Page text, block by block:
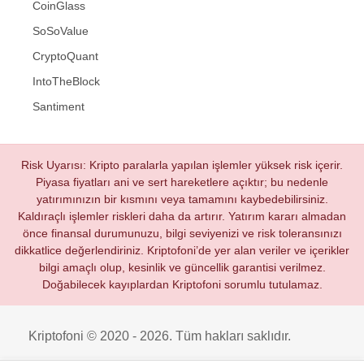
CoinGlass
SoSoValue
CryptoQuant
IntoTheBlock
Santiment
Risk Uyarısı: Kripto paralarla yapılan işlemler yüksek risk içerir.
Piyasa fiyatları ani ve sert hareketlere açıktır; bu nedenle
yatırımınızın bir kısmını veya tamamını kaybedebilirsiniz.
Kaldıraçlı işlemler riskleri daha da artırır. Yatırım kararı almadan
önce finansal durumunuzu, bilgi seviyenizi ve risk toleransınızı
dikkatlice değerlendiriniz. Kriptofoni’de yer alan veriler ve içerikler
bilgi amaçlı olup, kesinlik ve güncellik garantisi verilmez.
Doğabilecek kayıplardan Kriptofoni sorumlu tutulamaz.
Kriptofoni © 2020 - 2026. Tüm hakları saklıdır.